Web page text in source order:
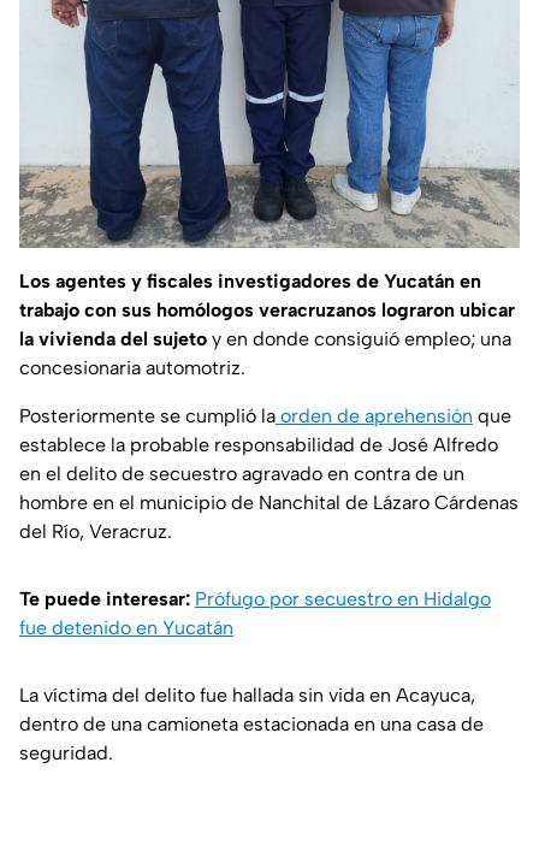
Los agentes y fiscales investigadores de Yucatán en
trabajo con sus homólogos veracruzanos lograron ubicar
la vivienda del sujeto y en donde consiguió empleo; una
concesionaria automotriz.
Posteriormente se cumplió la orden de aprehensión que
establece la probable responsabilidad de José Alfredo
en el delito de secuestro agravado en contra de un
hombre en el municipio de Nanchital de Lázaro Cárdenas
del Río, Veracruz.
Te puede interesar: Prófugo por secuestro en Hidalgo
fue detenido en Yucatán
La víctima del delito fue hallada sin vida en Acayuca,
dentro de una camioneta estacionada en una casa de
seguridad.